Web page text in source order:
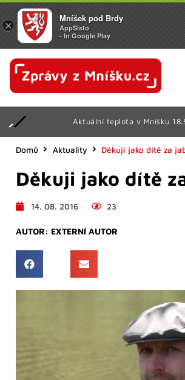
Aktuální teplota v Mníšku
Domů Aktuality Děkuji jako dítě za
Děkuji jako dítě
14. 08. 2016 23
AUTOR: EXTERNÍ AUTOR
×
Mníšek pod Brdy
AppSisto
- In Google Play